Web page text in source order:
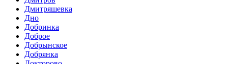
Дмитряшевка
Дно
Добринка
Доброе
Добрынское
Добрянка